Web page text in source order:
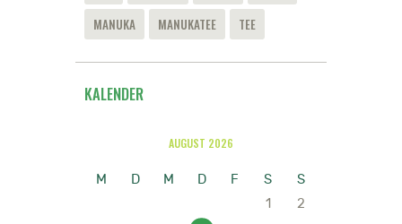
MANUKA
MANUKATEE TEE
KALENDER
AUGUST 2026
M D M D F S
S
1
2